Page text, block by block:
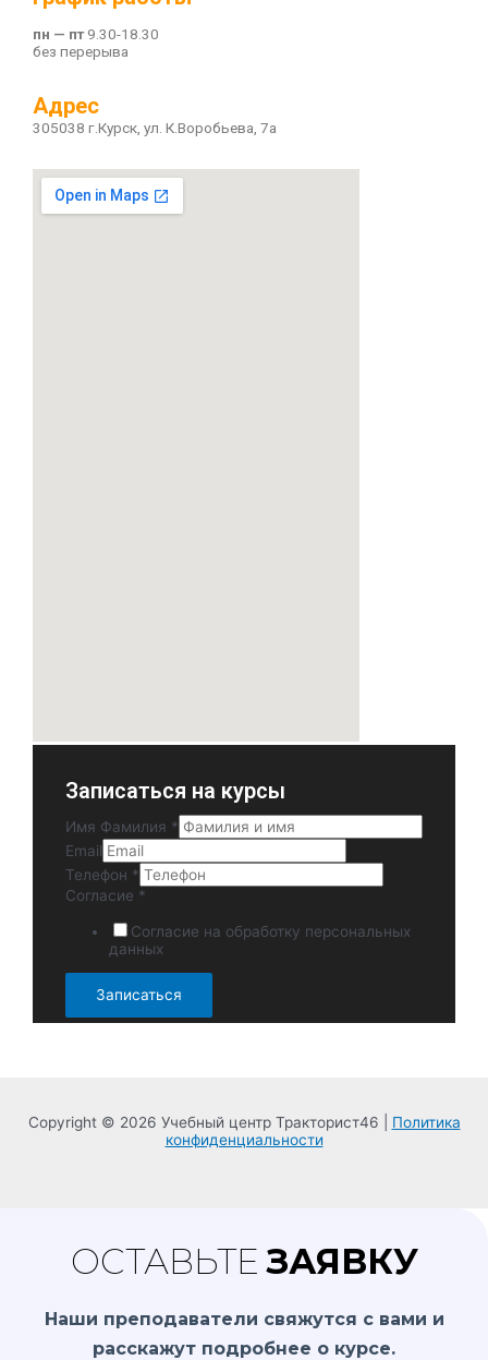
пн — пт9.30-18.30
без перерыва
Адрес
305038 г.Курск, ул. К.Воробьева, 7а
Записаться на курсы
Имя Фамилия *
Email
Телефон *
Согласие *
Согласие на обработку персональных
данных
Записаться
Copyright © 2026 Учебный центр Тракторист46 | Политика
конфиденциальности
ОСТАВЬТЕЗАЯВКУ
Наши преподаватели свяжутся с вами и
расскажут подробнее о курсе.